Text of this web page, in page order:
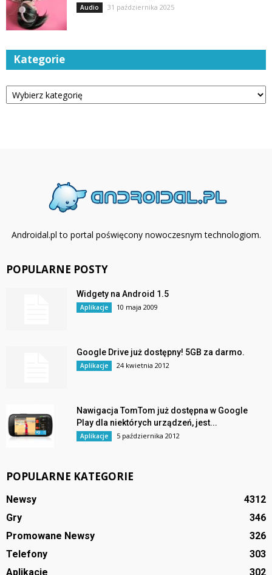
Audio 31 października 2025
Kategorie
Kategorie
Androidal.pl to portal poświęcony nowoczesnym technologiom.
POPULARNE POSTY
Widgety na Android 1.5
Aplikacje 10 maja 2009
Google Drive już dostępny! 5GB za darmo.
Aplikacje 24 kwietnia 2012
Nawigacja TomTom już dostępna w Google
Play dla niektórych urządzeń, jest...
Aplikacje 5 października 2012
POPULARNE KATEGORIE
Newsy
4312
Gry
346
Promowane Newsy
326
Telefony
303
Aplikacje
302